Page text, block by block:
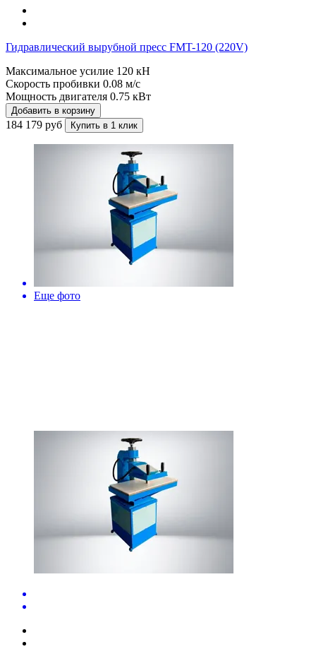
Гидравлический вырубной пресс FMT-120 (220V)
Максимальное усилие 120 кН
Скорость пробивки 0.08 м/с
Мощность двигателя 0.75 кВт
Добавить в корзину
184 179 руб Купить в 1 клик
Еще фото